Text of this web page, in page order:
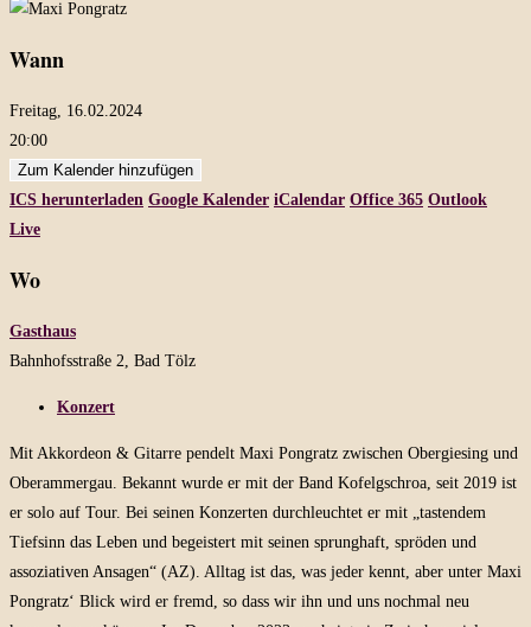
Wann
Freitag, 16.02.2024
20:00
Zum Kalender hinzufügen
ICS herunterladen Google Kalender iCalendar Office 365 Outlook
Live
Wo
Gasthaus
Bahnhofsstraße 2, Bad Tölz
Konzert
Mit Akkordeon & Gitarre pendelt Maxi Pongratz zwischen Obergiesing und
Oberammergau. Bekannt wurde er mit der Band Kofelgschroa, seit 2019 ist
er solo auf Tour. Bei seinen Konzerten durchleuchtet er mit „tastendem
Tiefsinn das Leben und begeistert mit seinen sprunghaft, spröden und
assoziativen Ansagen“ (AZ). Alltag ist das, was jeder kennt, aber unter Maxi
Pongratz‘ Blick wird er fremd, so dass wir ihn und uns nochmal neu